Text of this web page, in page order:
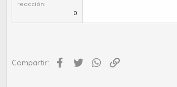
reacción
0
Compartir: Facebook
Twitter WhatsApp